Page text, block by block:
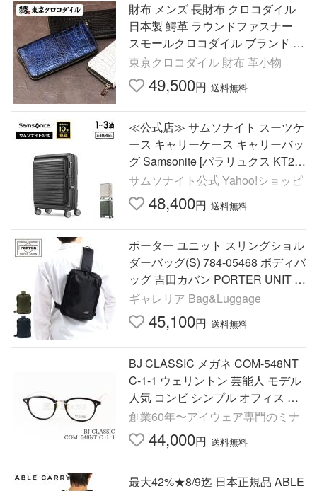
財布 メンズ 長財布 クロコダイル
日本製 鰐革 ラウンドファスナー
スモールクロコダイル ブランド カ
ジュアル おしゃれ ポロサス コル
テ
東京クロコダイル 財布 革小物
49,500円 送料無料
≪公式店≫ サムソナイト スーツケ
ース キャリーケース キャリーバッ
グ Samsonite [パラリュクス KT2
スピナー 55EXP] 1〜3泊 約40/46L
ハードケース
サムソナイト公式 Yahoo!ショッピ
48,400円 送料無料
ポーター ユニット スリングショル
ダーバッグ(S) 784-05468 ボディバ
ッグ 吉田カバン PORTER UNIT メ
ンズ レディース バッグ ショルダ
ーバッグ
ギャレリア Bag&Luggage
45,100円 送料無料
BJ CLASSIC メガネ COM-548NT
C-1-1 ウェリントン 芸能人 モデル
人気 コンビ シンプル オフィス カ
ジュアル 鯖江 日本製 BJクラシッ
ク 正規品
創業60年〜アイウェア専門のミナ
44,000円 送料無料
最大42%★8/9迄 日本正規品 ABLE